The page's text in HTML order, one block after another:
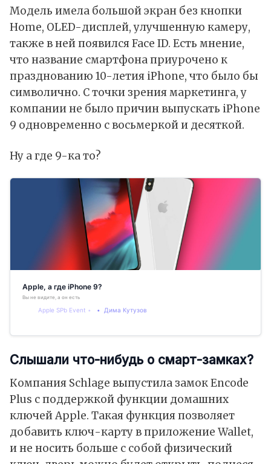
Модель имела большой экран без кнопки
Home, OLED-дисплей, улучшенную камеру,
также в ней появился Face ID. Есть мнение,
что название смартфона приурочено к
празднованию 10-летия iPhone, что было бы
символично. С точки зрения маркетинга, у
компании не было причин выпускать iPhone
9 одновременно с восьмеркой и десяткой.
Ну а где 9-ка то?
Apple, а где iPhone 9?
Вы не видите, а он есть
Apple SPb Event Дима Кутузов
Слышали что-нибудь о смарт-замках?
Компания Schlage выпустила замок Encode
Plus с поддержкой функции домашних
ключей Apple. Такая функция позволяет
добавить ключ-карту в приложение Wallet,
и не носить больше с собой физический